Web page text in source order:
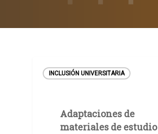
INCLUSIÓN UNIVERSITARIA
Adaptaciones de
materiales de estudio